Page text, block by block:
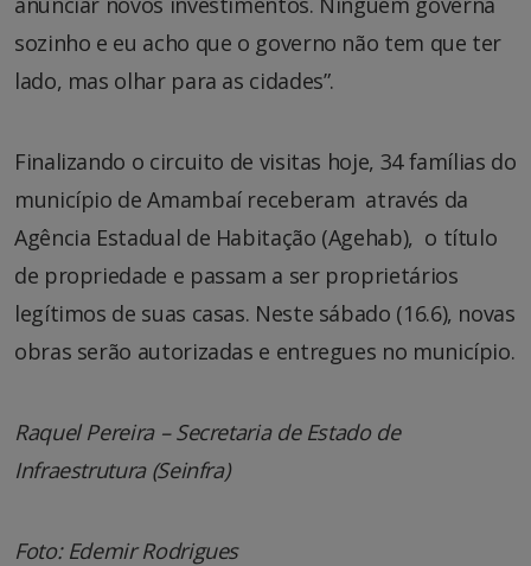
sozinho e eu acho que o governo não tem que ter
lado, mas olhar para as cidades”.
Finalizando o circuito de visitas hoje, 34 famílias do
município de Amambaí receberam através da
Agência Estadual de Habitação (Agehab), o título
de propriedade e passam a ser proprietários
legítimos de suas casas. Neste sábado (16.6), novas
obras serão autorizadas e entregues no município.
Raquel Pereira – Secretaria de Estado de
Infraestrutura (Seinfra)
Foto: Edemir Rodrigues